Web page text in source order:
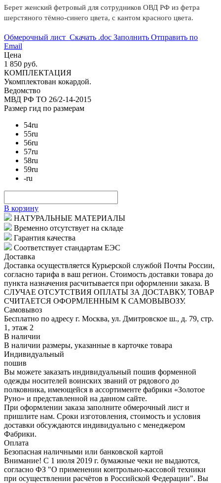
Берет женский фетровый для сотрудников ОВД РФ из фетра
шерстяного тёмно-синего цвета, с кантом красного цвета.
Обмерочный лист Скачать .doc Заполнить Отправить по
Email
Цена
1 850 руб.
КОМПЛЕКТАЦИЯ
Укомплектован кокардой.
Ведомство
МВД РФ ТО 26/2-14-2015
Размер гид по размерам
54ru
55ru
56ru
57ru
58ru
59ru
-ru
В корзину
НАТУРАЛЬНЫЕ МАТЕРИАЛЫ
Временно отсутствует на складе
Гарантия качества
Соответствует стандартам ЕЭС
Доставка
Доставка осуществляется Курьерской службой Почты России,
согласно тарифа в ваш регион. Стоимость доставки товара до
пункта назначения расчитывается при оформлении заказа. В
СЛУЧАЕ ОТСУТСТВИЯ ОПЛАТЫ ЗА ДОСТАВКУ, ТОВАР
СЧИТАЕТСЯ ОФОРМЛЕННЫМ К САМОВЫВОЗУ.
Самовывоз
Бесплатно по адресу г. Москва, ул. Дмитровское ш., д. 79, стр.
1, этаж 2
В наличии
В наличии размеры, указанные в карточке товара
Индивидуальный
пошив
Вы можете заказать индивидуальный пошив форменной
одежды носителей воинских званий от рядового до
полковника, имеющейся в ассортименте фабрики «Золотое
Руно» и представленной на данном сайте.
При оформлении заказа заполните обмерочный лист и
пришлите нам. Сроки изготовления, стоимость и условия
доставки обсуждаются индивидуально с менеджером
Фабрики.
Оплата
Безопасная наличными или банковской картой
Внимание! С 1 июля 2019 г. бумажные чеки не выдаются,
согласно ФЗ "О применении контрольно-кассовой техники
при осуществлении расчётов в Российской Федерации". Вы